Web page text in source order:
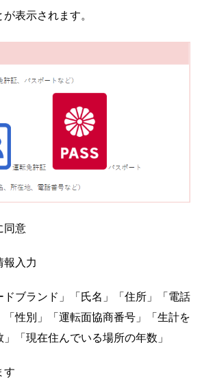
表示されます。
同意
報入力
ドブランド」「氏名」「住所」「電話
性別」「運転面協商番号」「生計を
「現在住んでいる場所の年数」
す